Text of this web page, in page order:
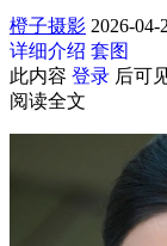
橙子摄影 2026-04-
详细介绍 套图
此内容 登录 后可
阅读全文